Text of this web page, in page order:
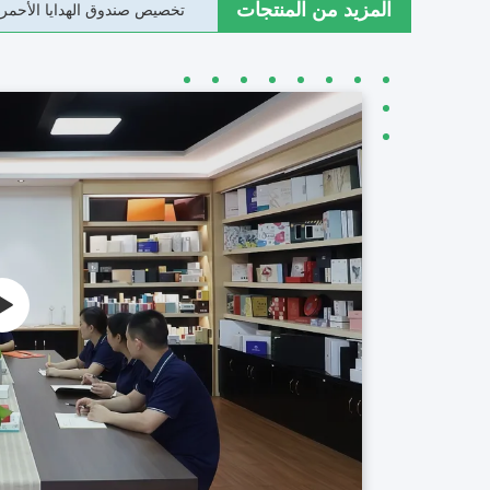
المزيد من المنتجات تخصيص صندوق الهدايا